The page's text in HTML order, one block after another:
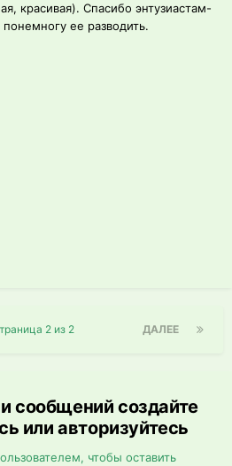
красивая). Спасибо энтузиастам-
ее разводить.
ДАЛЕЕ
2 из 2
сообщений создайте
или авторизуйтесь
чтобы оставить